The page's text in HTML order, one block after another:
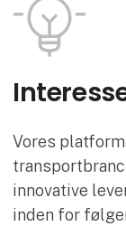
Vores
innovative
inden for